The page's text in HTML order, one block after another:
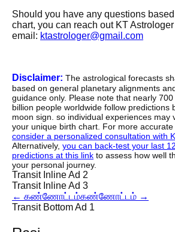
Should you have any questions based
chart, you can reach out KT
email: ktastrologer@gmail.com
Disclaimer: The astrological forecasts
based on general planetary alignments
guidance only. Please note that nearly
billion people worldwide follow predictions
moon sign. so individual experiences may
your unique birth chart. For more accurate
consider a personalized consultation with
Alternatively, you can back-test your last
predictions at this link to assess how well
your personal journey.
Transit Inline Ad 2
Transit Inline Ad 3
← கண்ணோட்டம்கண்ணோட்டம் →
Transit Bottom Ad 1